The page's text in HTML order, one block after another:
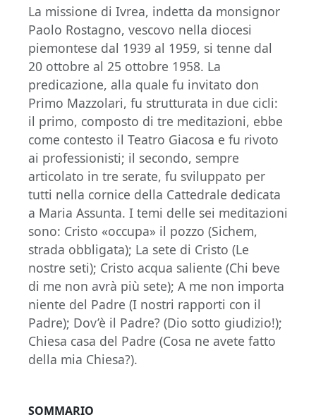
La missione di Ivrea, indetta da monsignor
Paolo Rostagno, vescovo nella diocesi
piemontese dal 1939 al 1959, si tenne dal
20 ottobre al 25 ottobre 1958. La
predicazione, alla quale fu invitato don
Primo Mazzolari, fu strutturata in due cicli:
il primo, composto di tre meditazioni, ebbe
come contesto il Teatro Giacosa e fu rivoto
ai professionisti; il secondo, sempre
articolato in tre serate, fu sviluppato per
tutti nella cornice della Cattedrale dedicata
a Maria Assunta. I temi delle sei meditazioni
sono: Cristo «occupa» il pozzo (Sichem,
strada obbligata); La sete di Cristo (Le
nostre seti); Cristo acqua saliente (Chi beve
di me non avrà più sete); A me non importa
niente del Padre (I nostri rapporti con il
Padre); Dov’è il Padre? (Dio sotto giudizio!);
Chiesa casa del Padre (Cosa ne avete fatto
della mia Chiesa?).
SOMMARIO